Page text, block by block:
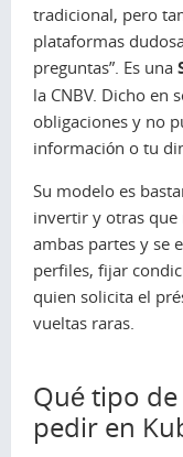
tradicional, pero
plataformas
preguntas”. Es una
la CNBV. Dicho en
obligaciones y no
información o tu
Su modelo es
invertir y otras que
ambas partes y se
perfiles, fijar
quien solicita el
vueltas raras.
Qué tipo
pedir en